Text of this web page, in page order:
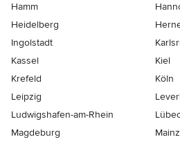
Hamm
Heidelberg
Ingolstadt
Kassel
Kiel
Krefeld
Köln
Leipzig
Ludwigshafen-am-Rhein
Magdeburg
Mainz